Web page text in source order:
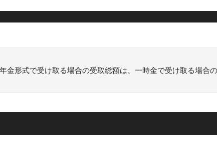
金形式で受け取る場合の受取総額は、一時金で受け取る場合